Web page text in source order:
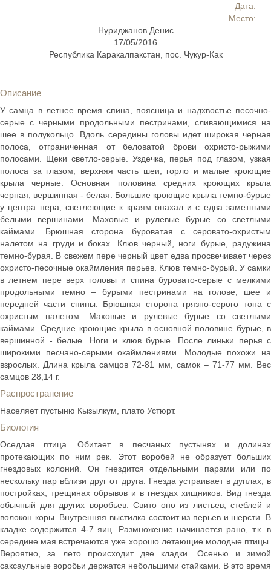
Дата:
Место:
Нуриджанов Денис
17/05/2016
Республика Каракалпакстан, пос. Чукур-Как
Описание
У самца в летнее время спина, поясница и надхвостье песочно-
серые с черными продольными пестринами, сливающимися на
шее в полукольцо. Вдоль середины головы идет широкая черная
полоса, отграниченная от беловатой брови охристо-рыжими
полосами. Щеки светло-серые. Уздечка, перья под глазом, узкая
полоса за глазом, верхняя часть шеи, горло и малые кроющие
крыла черные. Основная половина средних кроющих крыла
черная, вершинная - белая. Большие кроющие крыла темно-бурые
у центра пера, светлеющие к краям опахал и с едва заметными
белыми вершинами. Маховые и рулевые бурые со светлыми
каймами. Брюшная сторона буроватая с серовато-охристым
налетом на груди и боках. Клюв черный, ноги бурые, радужина
темно-бурая. В свежем пере черный цвет едва просвечивает через
охристо-песочные окаймления перьев. Клюв темно-бурый. У самки
в летнем пере верх головы и спина буровато-серые с мелкими
продольными темно – бурыми пестринами на голове, шее и
передней части спины. Брюшная сторона грязно-серого тона с
охристым налетом. Маховые и рулевые бурые со светлыми
каймами. Средние кроющие крыла в основной половине бурые, в
вершинной - белые. Ноги и клюв бурые. После линьки перья с
широкими песчано-серыми окаймлениями. Молодые похожи на
взрослых. Длина крыла самцов 72-81 мм, самок – 71-77 мм. Вес
самцов 28,14 г.
Распространение
Населяет пустыню Кызылкум, плато Устюрт.
Биология
Оседлая птица. Обитает в песчаных пустынях и долинах
протекающих по ним рек. Этот воробей не образует больших
гнездовых колоний. Он гнездится отдельными парами или по
нескольку пар вблизи друг от друга. Гнезда устраивает в дуплах, в
постройках, трещинах обрывов и в гнездах хищников. Вид гнезда
обычный для других воробьев. Свито оно из листьев, стеблей и
волокон коры. Внутренняя выстилка состоит из перьев и шерсти. В
кладке содержится 4-7 яиц. Размножение начинается рано, т.к. в
середине мая встречаются уже хорошо летающие молодые птицы.
Вероятно, за лето происходит две кладки. Осенью и зимой
саксаульные воробьи держатся небольшими стайками. В это время